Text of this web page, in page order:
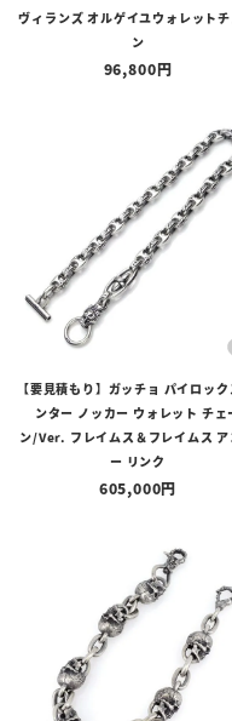
ヴィランズ オルゲイユウォレット
ン
96,800
【要見積もり】ガッチョ パイロック
ンター ノッカー ウォレット チェ
ン/Ver. フレイムス＆フレイムス ア
ー リンク
605,000